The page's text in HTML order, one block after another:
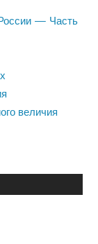
— Часть
величия